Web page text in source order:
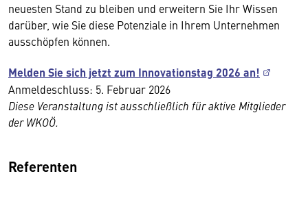
neuesten Stand zu bleiben und erweitern Sie Ihr Wissen
darüber, wie Sie diese Potenziale in Ihrem Unternehmen
ausschöpfen können.
Melden Sie sich jetzt zum Innovationstag 2026 an!
Anmeldeschluss: 5. Februar 2026
Diese Veranstaltung ist ausschließlich für aktive Mitglieder
der WKOÖ.
Referenten